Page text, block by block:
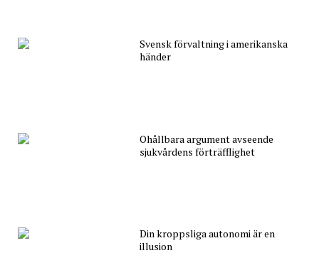
Svensk förvaltning i amerikanska
händer
Ohållbara argument avseende
sjukvårdens förträfflighet
Din kroppsliga autonomi är en
illusion